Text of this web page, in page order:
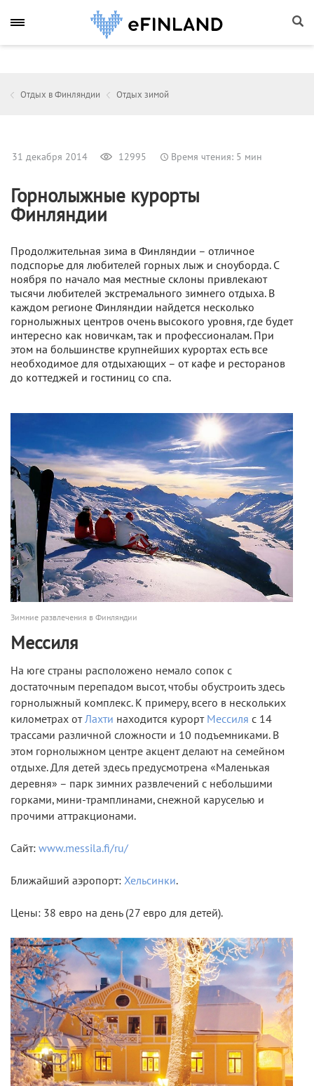
Отдых в Финляндии Отдых зимой
31 декабря 2014 12995 Время чтения: 5 мин
Горнолыжные курорты
Финляндии
Продолжительная зима в Финляндии – отличное
подспорье для любителей горных лыж и сноуборда. С
ноября по начало мая местные склоны привлекают
тысячи любителей экстремального зимнего отдыха. В
каждом регионе Финляндии найдется несколько
горнолыжных центров очень высокого уровня, где будет
интересно как новичкам, так и профессионалам. При
этом на большинстве крупнейших курортах есть все
необходимое для отдыхающих – от кафе и ресторанов
до коттеджей и гостиниц со спа.
Зимние развлечения в Финляндии
Мессиля
На юге страны расположено немало сопок с
достаточным перепадом высот, чтобы обустроить здесь
горнолыжный комплекс. К примеру, всего в нескольких
километрах отЛахти находится курорт Мессиля с 14
трассами различной сложности и 10 подъемниками. В
этом горнолыжном центре акцент делают на семейном
отдыхе. Для детей здесь предусмотрена «Маленькая
деревня» – парк зимних развлечений с небольшими
горками, мини-трамплинами, снежной каруселью и
прочими аттракционами.
Сайт: www.messila.fi/ru/
Ближайший аэропорт: Хельсинки.
Цены: 38 евро на день (27 евро для детей).